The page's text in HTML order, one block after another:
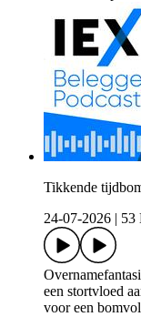
Tikkende
24-07-2026
53
een stortvloed
voor een